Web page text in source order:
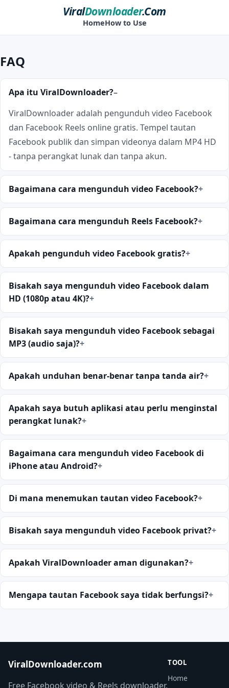
ViralDownloader.Com
HomeHow to Use
FAQ
Apa itu ViralDownloader?
ViralDownloader adalah pengunduh video Facebook
dan Facebook Reels online gratis. Tempel tautan
Facebook publik dan simpan videonya dalam MP4 HD
- tanpa perangkat lunak dan tanpa akun.
Bagaimana cara mengunduh video Facebook?
Bagaimana cara mengunduh Reels Facebook?
Apakah pengunduh video Facebook gratis?
Bisakah saya mengunduh video Facebook dalam
HD (1080p atau 4K)?
Bisakah saya mengunduh video Facebook sebagai
MP3 (audio saja)?
Apakah unduhan benar-benar tanpa tanda air?
Apakah saya butuh aplikasi atau perlu menginstal
perangkat lunak?
Bagaimana cara mengunduh video Facebook di
iPhone atau Android?
Di mana menemukan tautan video Facebook?
Bisakah saya mengunduh video Facebook privat?
Apakah ViralDownloader aman digunakan?
Mengapa tautan Facebook saya tidak berfungsi?
ViralDownloader.com
Free Facebook video & Reels downloader.
TOOL
Home